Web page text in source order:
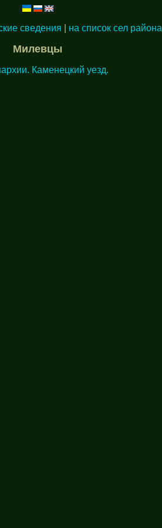
сведения на список сел района
Милевцы
Каменецкий уезд.